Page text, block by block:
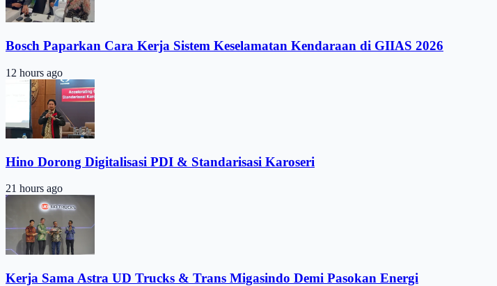
Bosch Paparkan Cara Kerja Sistem Keselamatan Kendaraan di GIIAS 2026
12 hours ago
Hino Dorong Digitalisasi PDI & Standarisasi Karoseri
21 hours ago
Kerja Sama Astra UD Trucks & Trans Migasindo Demi Pasokan Energi